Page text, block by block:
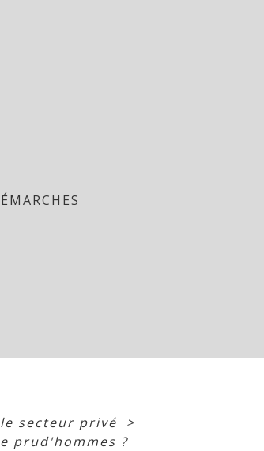
secteur privé
>
prud'hommes ?